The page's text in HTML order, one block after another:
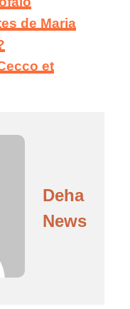
de Maria
et
Deha
News